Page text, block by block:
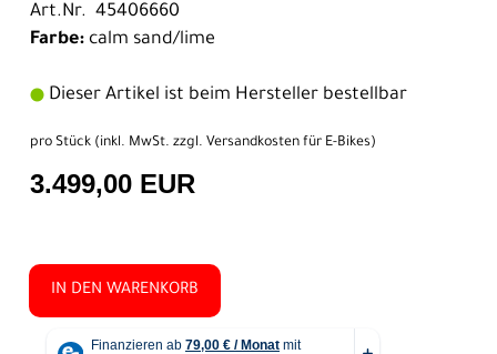
Art.Nr. 45406660
Farbe: calm sand/lime
Dieser Artikel ist beim Hersteller bestellbar
pro Stück (inkl. MwSt. zzgl. Versandkosten für E-Bikes)
3.499,00 EUR
IN DEN WARENKORB